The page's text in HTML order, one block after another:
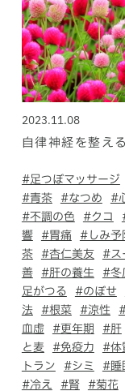
お問合せ
2023.11.08
自律神経を整え
#足つぼマッサージ
#青茶
#なつめ #
#不調の色
#クコ
響
#胃痛 #しみ予
茶
#杏仁美友 #ス
善
#肝の養生 #冬
足がつる
#のぼせ
法
#根菜 #涼性
血虚
#更年期 #肝
と麦
#免疫力 #体
トラン
#シミ #睡
#冷え
#腎 #菊花